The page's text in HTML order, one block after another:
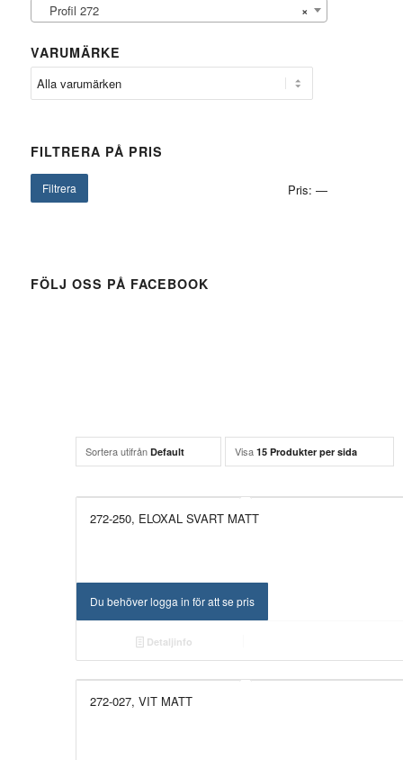
Sortera utifrån Default Visa 15 Produkter per sida
272-250, ELOXAL SVART MATT
Du behöver logga in för att se pris
Detaljinfo
272-027, VIT MATT
×
Profil 272
VARUMÄRKE
FILTRERA PÅ PRIS
Filtrera Pris:—
FÖLJ OSS PÅ FACEBOOK